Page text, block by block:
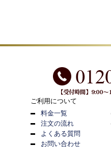
ご利用について
料金一覧
注文の流れ
よくある質問
お問い合わせ